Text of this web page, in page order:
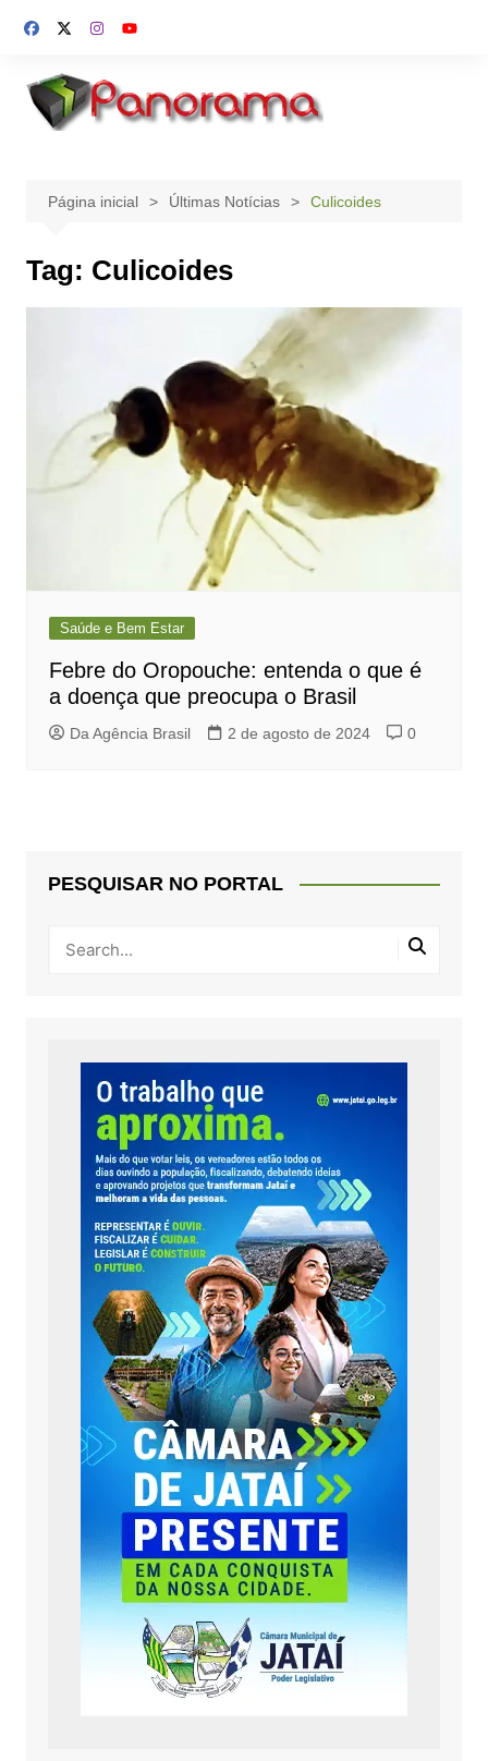
para
conteúdo
Página inicial Últimas Notícias Culicoides
Tag: Culicoides
Saúde e Bem Estar
Febre do Oropouche: entenda o que é
a doença que preocupa o Brasil
Da Agência Brasil 2 de agosto de 2024 0
PESQUISAR NO PORTAL